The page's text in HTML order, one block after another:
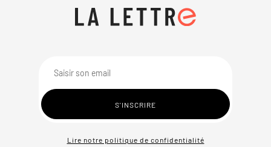
Lire notre politique de confidentialité